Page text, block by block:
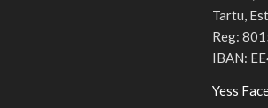
Tartu,
Reg:
IBAN:
Yess